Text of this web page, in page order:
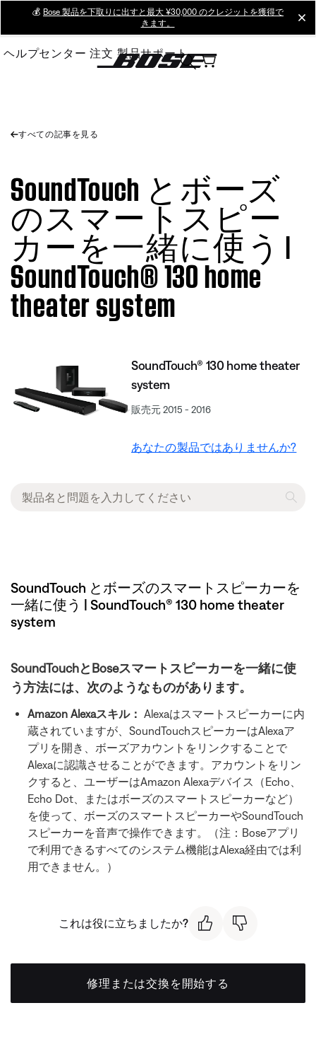
Main
💰 Bose 製品を下取りに出すと最大 ¥30,000 のクレジットを獲得で
きます。
ヘルプセンター 注文 製品サポート
すべての記事を見る
SoundTouch とボーズ
のスマートスピー
カーを一緒に使う |
SoundTouch® 130 home
theater system
SoundTouch® 130 home theater
system
販売元 2015 - 2016
あなたの製品ではありませんか?
SoundTouch とボーズのスマートスピーカーを
一緒に使う | SoundTouch® 130 home theater
system
SoundTouchとBoseスマートスピーカーを一緒に使
う方法には、次のようなものがあります。
Amazon Alexaスキル： Alexaはスマートスピーカーに内
蔵されていますが、SoundTouchスピーカーはAlexaア
プリを開き、ボーズアカウントをリンクすることで
Alexaに認識させることができます。アカウントをリン
クすると、ユーザーはAmazon Alexaデバイス（Echo、
Echo Dot、またはボーズのスマートスピーカーなど）
を使って、ボーズのスマートスピーカーやSoundTouch
スピーカーを音声で操作できます。（注：Boseアプリ
で利用できるすべてのシステム機能はAlexa経由では利
用できません。）
これは役に立ちましたか?
修理または交換を開始する